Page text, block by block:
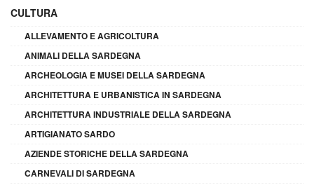
CULTURA
ALLEVAMENTO E AGRICOLTURA
ANIMALI DELLA SARDEGNA
ARCHEOLOGIA E MUSEI DELLA SARDEGNA
ARCHITETTURA E URBANISTICA IN SARDEGNA
ARCHITETTURA INDUSTRIALE DELLA SARDEGNA
ARTIGIANATO SARDO
AZIENDE STORICHE DELLA SARDEGNA
CARNEVALI DI SARDEGNA